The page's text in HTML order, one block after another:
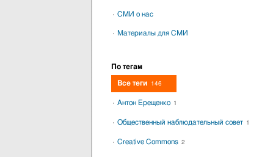
СМИ о нас
Материалы для СМИ
По тегам
Все теги 146
Антон Ерещенко 1
Общественный наблюдательный совет 1
Creative Commons 2